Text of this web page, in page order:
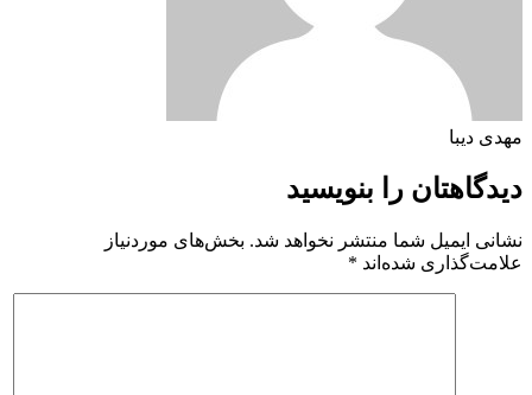
مهدی دیبا
دیدگاهتان را بنویسید
نشانی ایمیل شما منتشر نخواهد شد. بخش‌های موردنیاز
علامت‌گذاری شده‌اند *